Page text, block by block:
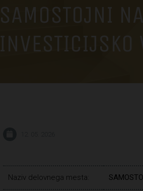
SAMOSTOJNI
INVESTICIJSKO
Naziv delovnega mesta: